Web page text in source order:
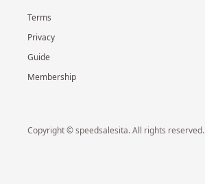
Terms
Privacy
Guide
Membership
Copyright © speedsalesita. All rights reserved.